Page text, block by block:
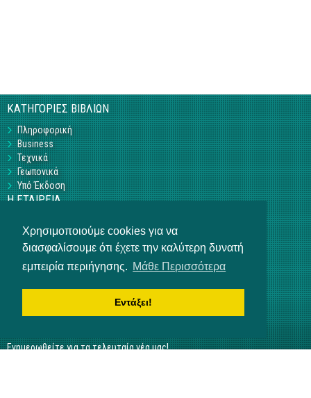
Χρησιμοποιούμε cookies για να
διασφαλίσουμε ότι έχετε την καλύτερη δυνατή
εμπειρία περιήγησης. Μάθε Περισσότερα
Εντάξει!
ΚΑΤΗΓΟΡΙΕΣ ΒΙΒΛΙΩΝ
Πληροφορική
Business
Τεχνικά
Γεωπονικά
Υπό Έκδοση
Η ΕΤΑΙΡΕΙΑ
Σχετικά με εμάς
Αρ. Γ.Ε.ΜΗ 3840901000
ΒΟΗΘΕΙΑ
Ενημερωθείτε για τα τελευταία νέα μας!